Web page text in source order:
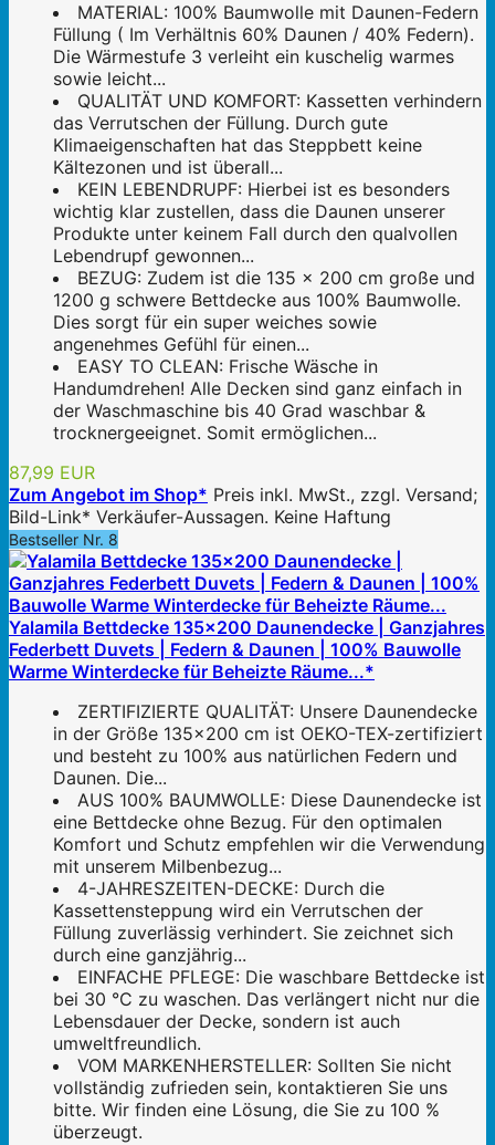
MATERIAL: 100% Baumwolle mit Daunen-Federn
Füllung ( Im Verhältnis 60% Daunen / 40% Federn).
Die Wärmestufe 3 verleiht ein kuschelig warmes
sowie leicht...
QUALITÄT UND KOMFORT: Kassetten verhindern
das Verrutschen der Füllung. Durch gute
Klimaeigenschaften hat das Steppbett keine
Kältezonen und ist überall...
KEIN LEBENDRUPF: Hierbei ist es besonders
wichtig klar zustellen, dass die Daunen unserer
Produkte unter keinem Fall durch den qualvollen
Lebendrupf gewonnen...
BEZUG: Zudem ist die 135 x 200 cm große und
1200 g schwere Bettdecke aus 100% Baumwolle.
Dies sorgt für ein super weiches sowie
angenehmes Gefühl für einen...
EASY TO CLEAN: Frische Wäsche in
Handumdrehen! Alle Decken sind ganz einfach in
der Waschmaschine bis 40 Grad waschbar &
trocknergeeignet. Somit ermöglichen...
87,99 EUR
Zum Angebot im Shop* Preis inkl. MwSt., zzgl. Versand;
Bild-Link* Verkäufer-Aussagen. Keine Haftung
Bestseller Nr. 8
Yalamila Bettdecke 135x200 Daunendecke | Ganzjahres
Federbett Duvets | Federn & Daunen | 100% Bauwolle
Warme Winterdecke für Beheizte Räume...*
ZERTIFIZIERTE QUALITÄT: Unsere Daunendecke
in der Größe 135x200 cm ist OEKO-TEX-zertifiziert
und besteht zu 100% aus natürlichen Federn und
Daunen. Die...
AUS 100% BAUMWOLLE: Diese Daunendecke ist
eine Bettdecke ohne Bezug. Für den optimalen
Komfort und Schutz empfehlen wir die Verwendung
mit unserem Milbenbezug...
4-JAHRESZEITEN-DECKE: Durch die
Kassettensteppung wird ein Verrutschen der
Füllung zuverlässig verhindert. Sie zeichnet sich
durch eine ganzjährig...
EINFACHE PFLEGE: Die waschbare Bettdecke ist
bei 30 °C zu waschen. Das verlängert nicht nur die
Lebensdauer der Decke, sondern ist auch
umweltfreundlich.
VOM MARKENHERSTELLER: Sollten Sie nicht
vollständig zufrieden sein, kontaktieren Sie uns
bitte. Wir finden eine Lösung, die Sie zu 100 %
überzeugt.